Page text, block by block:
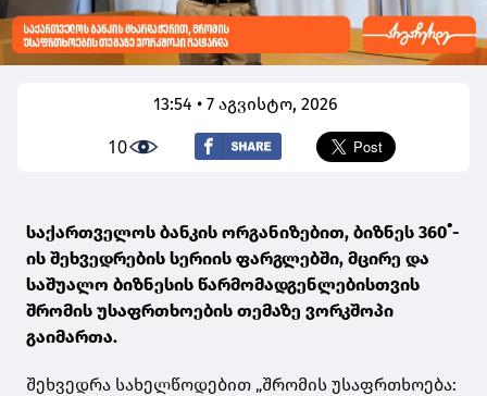
13:54 • 7 აგვისტო, 2026
10
საქართველოს ბანკის ორგანიზებით, ბიზნეს 360˚-
ის შეხვედრების სერიის ფარგლებში, მცირე და
საშუალო ბიზნესის წარმომადგენლებისთვის
შრომის უსაფრთხოების თემაზე ვორკშოპი
გაიმართა.
შეხვედრა სახელწოდებით „შრომის უსაფრთხოება: